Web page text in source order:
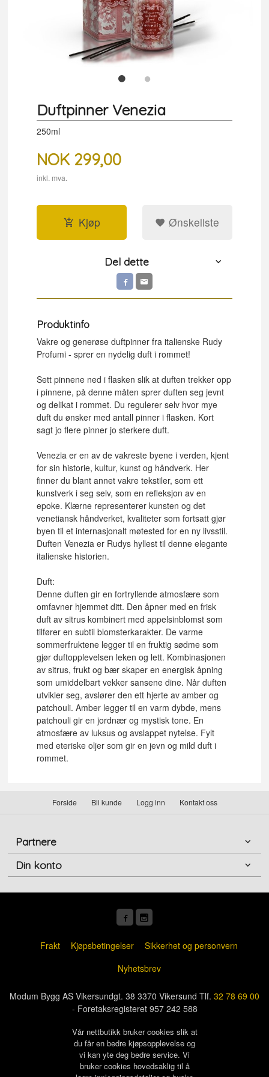
Duftpinner Venezia
250ml
NOK 299,00
inkl. mva.
Kjøp Ønskeliste
Del dette
Produktinfo
Vakre og generøse duftpinner fra italienske Rudy
Profumi - sprer en nydelig duft i rommet!
Sett pinnene ned i flasken slik at duften trekker opp
i pinnene, på denne måten sprer duften seg jevnt
og delikat i rommet. Du regulerer selv hvor mye
duft du ønsker med antall pinner i flasken. Kort
sagt jo flere pinner jo sterkere duft.
Venezia er en av de vakreste byene i verden, kjent
for sin historie, kultur, kunst og håndverk. Her
finner du blant annet vakre tekstiler, som ett
kunstverk i seg selv, som en refleksjon av en
epoke. Klærne representerer kunsten og det
venetiansk håndverket, kvaliteter som fortsatt gjør
byen til et internasjonalt møtested for en ny livsstil.
Duften Venezia er Rudys hyllest til denne elegante
italienske historien.
Duft:
Denne duften gir en fortryllende atmosfære som
omfavner hjemmet ditt. Den åpner med en frisk
duft av sitrus kombinert med appelsinblomst som
tilfører en subtil blomsterkarakter. De varme
sommerfruktene legger til en fruktig sødme som
gjør duftopplevelsen leken og lett. Kombinasjonen
av sitrus, frukt og bær skaper en energisk åpning
som umiddelbart vekker sansene dine. Når duften
utvikler seg, avslører den ett hjerte av amber og
patchouli. Amber legger til en varm dybde, mens
patchouli gir en jordnær og mystisk tone. En
atmosfære av luksus og avslappet nytelse. Fylt
med eteriske oljer som gir en jevn og mild duft i
rommet.
Forside Bli kunde Logg inn Kontakt oss
Partnere
Din konto
Frakt Kjøpsbetingelser
Sikkerhet og personvern
Nyhetsbrev
Modum Bygg AS Vikersundgt. 38 3370 Vikersund Tlf. 32 78 69 00
- Foretaksregisteret 957 242 588
Vår nettbutikk bruker cookies slik at
du får en bedre kjøpsopplevelse og
vi kan yte deg bedre service. Vi
bruker cookies hovedsaklig til å